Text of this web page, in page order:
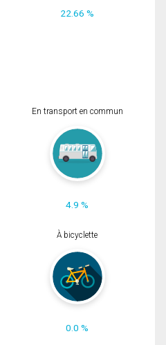
22.66 %
En transport en commun
4.9 %
À bicyclette
0.0 %